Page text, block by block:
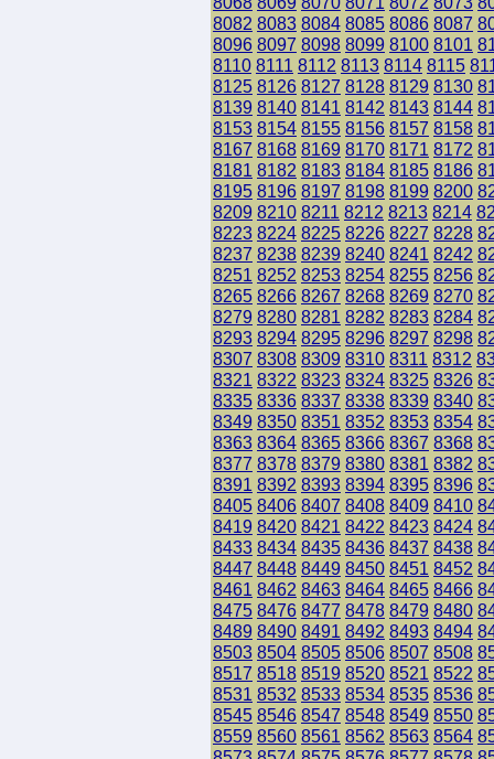
8082 8083 8084 8085 8086 8087
8096 8097 8098 8099 8100 8101
8110 8111 8112 8113 8114 8115
8125 8126 8127 8128 8129 8130
8139 8140 8141 8142 8143 8144
8153 8154 8155 8156 8157 8158
8167 8168 8169 8170 8171 8172
8181 8182 8183 8184 8185 8186
8195 8196 8197 8198 8199 8200
8209 8210 8211 8212 8213 8214
8223 8224 8225 8226 8227 8228
8237 8238 8239 8240 8241 8242
8251 8252 8253 8254 8255 8256
8265 8266 8267 8268 8269 8270
8279 8280 8281 8282 8283 8284
8293 8294 8295 8296 8297 8298
8307 8308 8309 8310 8311 8312
8321 8322 8323 8324 8325 8326
8335 8336 8337 8338 8339 8340
8349 8350 8351 8352 8353 8354
8363 8364 8365 8366 8367 8368
8377 8378 8379 8380 8381 8382
8391 8392 8393 8394 8395 8396
8405 8406 8407 8408 8409 8410
8419 8420 8421 8422 8423 8424
8433 8434 8435 8436 8437 8438
8447 8448 8449 8450 8451 8452
8461 8462 8463 8464 8465 8466
8475 8476 8477 8478 8479 8480
8489 8490 8491 8492 8493 8494
8503 8504 8505 8506 8507 8508
8517 8518 8519 8520 8521 8522
8531 8532 8533 8534 8535 8536
8545 8546 8547 8548 8549 8550
8559 8560 8561 8562 8563 8564